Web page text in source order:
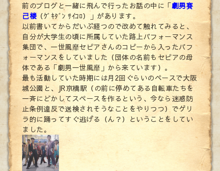
前のブログと一緒に飛んで行ったお話の中に「劇男賽
己楼（ｹﾞｷﾀﾞﾝ ｻｲｺﾛ）」があります。
以前書いてからだいぶ経つので改めて触れてみると、
自分が大学生の頃に所属していた路上パフォーマンス
集団で、一世風靡セピアさんのコピーから入ったパフ
ォーマンスをしていました（団体の名前もセピアの母
体である「劇男一世風靡」から来ています）。
最も活動していた時期には月2回ぐらいのペースで大阪
城公園と、JR京橋駅（の前に停めてある自転車たちを
一斉にどかしてスペースを作るという、今なら迷惑防
止条例違反で送検されそうなことをやりつつ）でゲリ
ラ的に踊ってすぐ逃げる（ん？）ということをしてい
ました。